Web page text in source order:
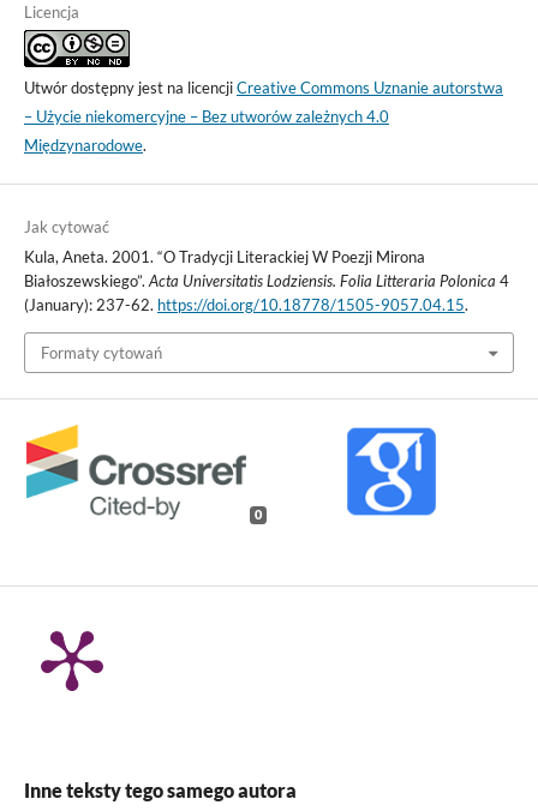
Licencja
Utwór dostępny jest na licencjiCreative Commons Uznanie autorstwa
– Użycie niekomercyjne – Bez utworów zależnych 4.0
Międzynarodowe.
Jak cytować
Kula, Aneta. 2001. “O Tradycji Literackiej W Poezji Mirona
Białoszewskiego”. Acta Universitatis Lodziensis. Folia Litteraria Polonica 4
(January): 237-62. https://doi.org/10.18778/1505-9057.04.15.
Formaty cytowań
0
Inne teksty tego samego autora